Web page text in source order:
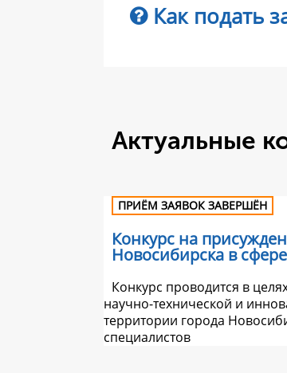
Как подать
Актуальные
ПРИЁМ ЗАЯВОК ЗАВЕРШЁН
Конкурс на
Новосибирска в
Конкурс проводится в
научно-технической и
территории города
специалистов